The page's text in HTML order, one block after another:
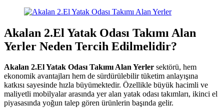
Akalan 2.El Yatak Odası Takımı Alan
Yerler Neden Tercih Edilmelidir?
Akalan 2.El Yatak Odası Takımı Alan Yerler sektörü, hem
ekonomik avantajları hem de sürdürülebilir tüketim anlayışına
katkısı sayesinde hızla büyümektedir. Özellikle büyük hacimli ve
maliyetli mobilyalar arasında yer alan yatak odası takımları, ikinci el
piyasasında yoğun talep gören ürünlerin başında gelir.